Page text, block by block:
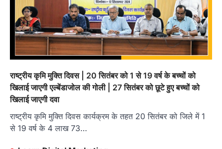
राष्ट्रीय कृमि मुक्ति दिवस | 20 सितंबर को 1 से 19 वर्ष के बच्चों को
खिलाई जाएगी एल्बेंडाजोल की गोली | 27 सितंबर को छूटे हुए बच्चों को
खिलाई जाएगी दवा
राष्ट्रीय कृमि मुक्ति दिवस कार्यक्रम के तहत 20 सितंबर को जिले में 1
से 19 वर्ष के 4 लाख 73…